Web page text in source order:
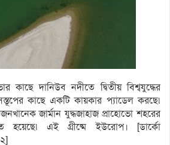
কাছে দানিউব নদীতে দ্বিতীয় বিশ্বযুদ্ধের
কাছে একটি কায়কার প্যাডেল করছে৷
জার্মান যুদ্ধজাহাজ প্রাহোভো শহরের
হয়েছে৷ এই গ্রীষ্মে ইউরোপ। [ডার্কো